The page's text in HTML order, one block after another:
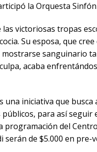
la Orquesta
victoriosas tropas
Su esposa, que
sanguinario
acaba
una iniciativa que busca
públicos, para así seguir
programación del
serán de $5.000 en pre-